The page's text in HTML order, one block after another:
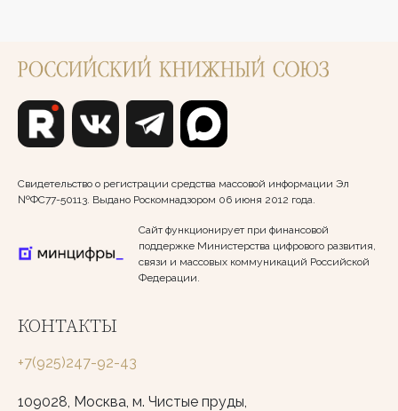
Свидетельство о регистрации средства массовой информации Эл
№ФС77-50113. Выдано Роскомнадзором 06 июня 2012 года.
Сайт функционирует при финансовой
поддержке Министерства цифрового развития,
связи и массовых коммуникаций Российской
Федерации.
КОНТАКТЫ
+7(925)247-92-43
109028, Москва, м. Чистые пруды,